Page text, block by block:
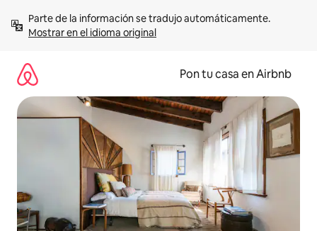
contenidoMostrar en el idioma original
Pon tu casa en Airbnb